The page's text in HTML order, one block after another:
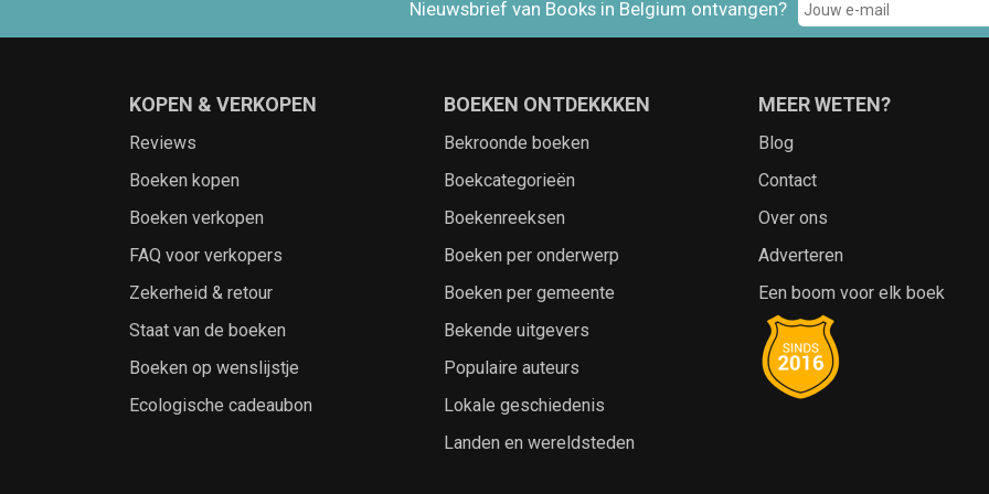
Nieuwsbrief van Books in Belgium ontvangen?
KOPEN & VERKOPEN
Reviews
Boeken kopen
Boeken verkopen
FAQ voor verkopers
Zekerheid & retour
Staat van de boeken
Boeken op wenslijstje
Ecologische cadeaubon
BOEKEN ONTDEKKKEN
Bekroonde boeken
Boekcategorieën
Boekenreeksen
Boeken per onderwerp
Boeken per gemeente
Bekende uitgevers
Populaire auteurs
Lokale geschiedenis
Landen en wereldsteden
MEER WETEN?
Blog
Contact
Over ons
Adverteren
Een boom voor elk boek